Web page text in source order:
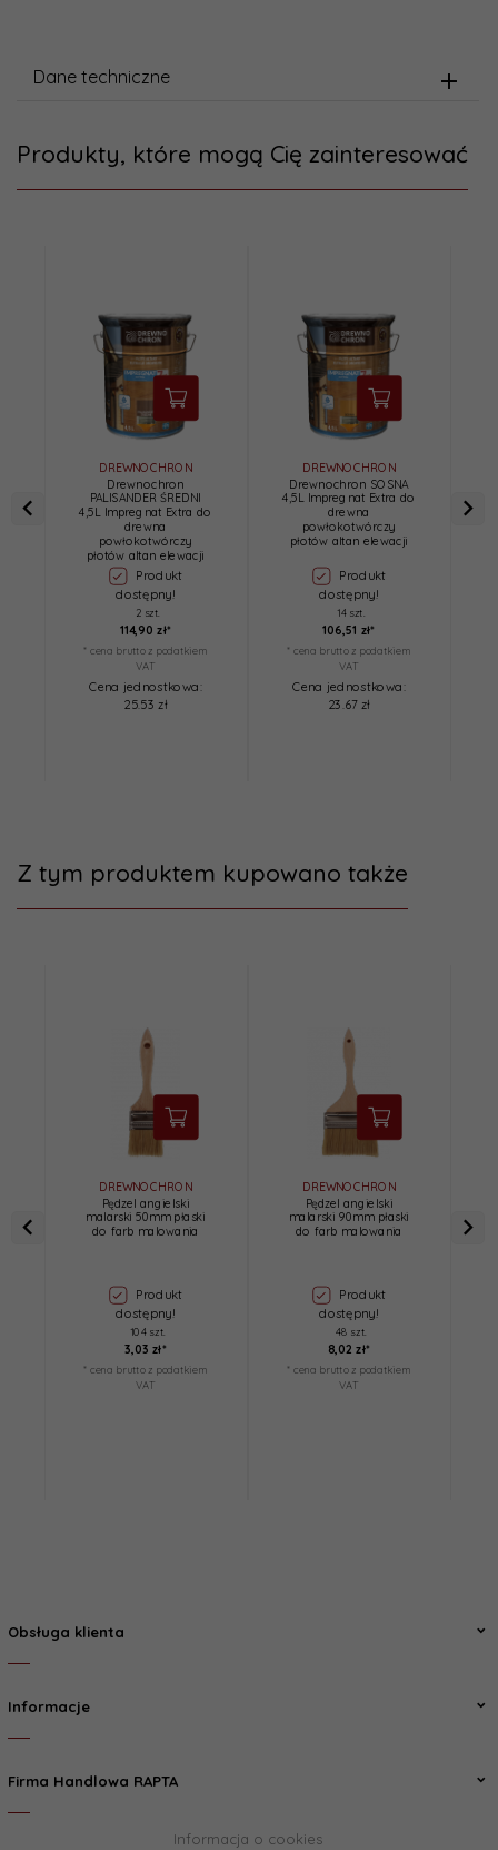
Dane techniczne
Produkty, które mogą Cię zainteresować
DREWNOCHRON
Drewnochron
PALISANDER ŚREDNI
4,5L Impregnat Extra do
drewna
powłokotwórczy
płotów altan elewacji
Produkt
dostępny!
2 szt.
114, 90 zł*
* cena brutto z podatkiem
VAT
Cena jednostkowa:
25.53 zł
DREWNOCHRON
Drewnochron SOSNA
4,5L Impregnat Extra do
drewna
powłokotwórczy
płotów altan elewacji
Produkt
dostępny!
14 szt.
106, 51 zł*
* cena brutto z podatkiem
VAT
Cena jednostkowa:
23.67 zł
Z tym produktem kupowano także
DREWNOCHRON
Pędzel angielski
malarski 50mm płaski
do farb malowania
Produkt
dostępny!
104 szt.
3, 03 zł*
* cena brutto z podatkiem
VAT
DREWNOCHRON
Pędzel angielski
malarski 90mm płaski
do farb malowania
Produkt
dostępny!
48 szt.
8, 02 zł*
* cena brutto z podatkiem
VAT
Obsługa klienta
Informacje
Firma Handlowa RAPTA
Informacja o cookies